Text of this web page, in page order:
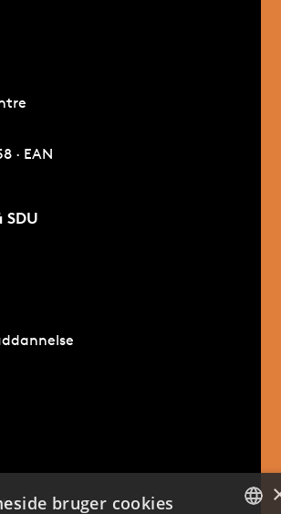
· EAN
SDU
bruger cookies